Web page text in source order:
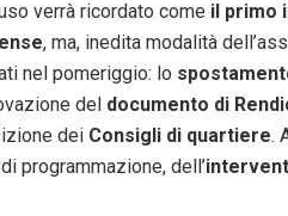
verrà ricordato come il primo
, ma, inedita modalità
nel pomeriggio: lo
del documento di
dei Consigli di quartiere.
programmazione, dell’